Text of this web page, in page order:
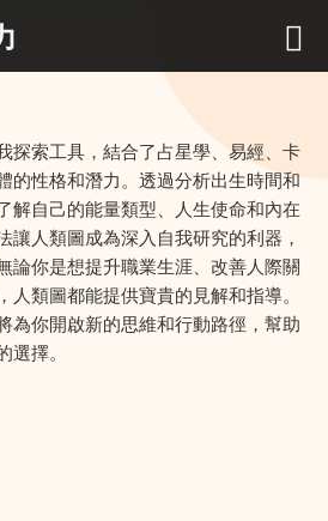
探索工具，結合了占星學、易經、卡
的性格和潛力。透過分析出生時間和
解自己的能量類型、人生使命和內在
讓人類圖成為深入自我研究的利器，
論你是想提升職業生涯、改善人際關
類圖都能提供寶貴的見解和指導。
為你開啟新的思維和行動路徑，幫助
擇。